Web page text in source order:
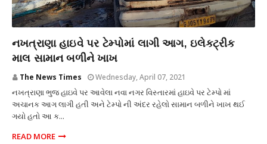
નખત્રાણા હાઇવે પર ટેમ્પોમાં લાગી આગ, ઇલેક્ટ્રીક
માલ સામાન બળીને ખાખ
The News Times Wednesday, April 07, 2021
નખત્રાણા ભુજ હાઇવે પર આવેલા નવા નગર વિસ્તારમાં હાઇવે પર ટેમ્પો માં
અચાનક આગ લાગી હતી અને ટેમ્પો ની અંદર રહેલો સામાન બળીને ખાખ થઈ
ગયો હતો આ ક...
READ MORE